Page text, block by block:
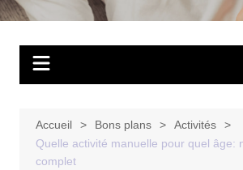
Accueil Bons plans
Activités
Quelle activité manuelle pour quel âge:
complet